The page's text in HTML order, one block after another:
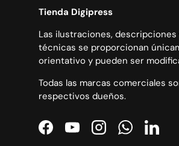
Tienda Digipress
Las ilustraciones,
técnicas se proporcionan
orientativo y pueden ser
Todas las marcas comerciales
respectivos dueños.
FacebookYouTubeInstagramWhatsApp